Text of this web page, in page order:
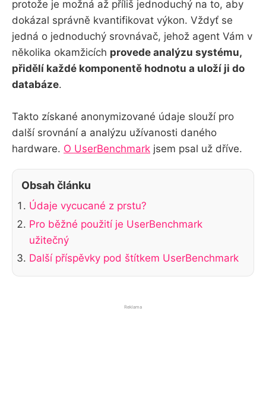
protože je možná až příliš jednoduchý na to, aby
dokázal správně kvantifikovat výkon. Vždyť se
jedná o jednoduchý srovnávač, jehož agent Vám v
několika okamžicích provede analýzu systému,
přidělí každé komponentě hodnotu a uloží ji do
databáze.
Takto získané anonymizované údaje slouží pro
další srovnání a analýzu užívanosti daného
hardware. O UserBenchmark jsem psal už dříve.
Obsah článku
Údaje vycucané z prstu?
Pro běžné použití je UserBenchmark
užitečný
Další příspěvky pod štítkem UserBenchmark
Reklama